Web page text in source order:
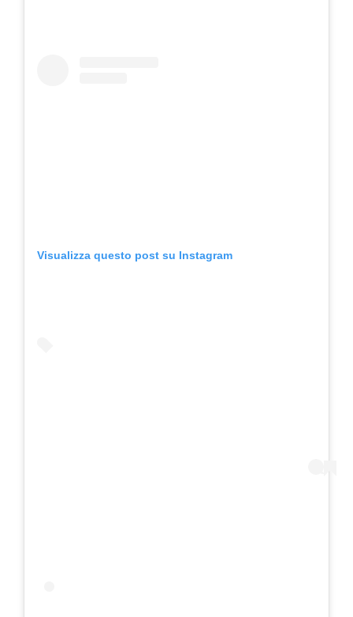
Visualizza questo post su Instagram